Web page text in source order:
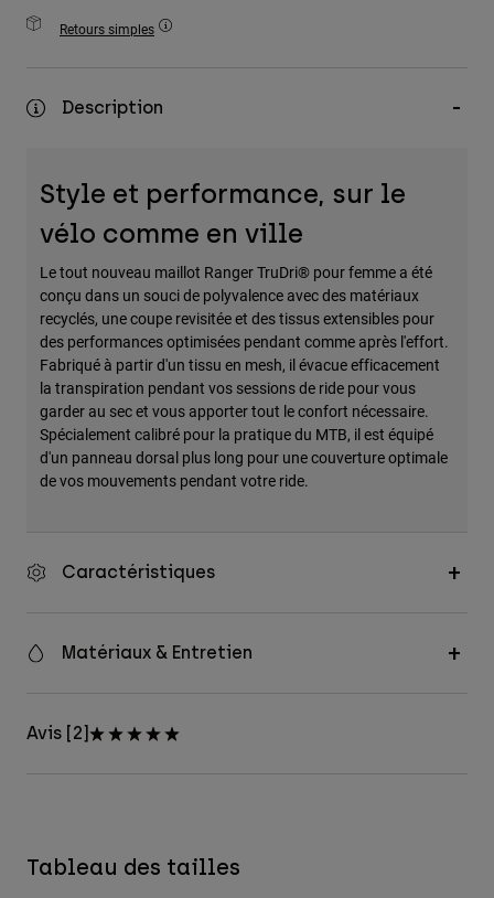
Accessoires
Sacs et sacs à dos
Retours simples
Description
Style et performance, sur le
vélo comme en ville
Le tout nouveau maillot Ranger TruDri® pour femme a été
conçu dans un souci de polyvalence avec des matériaux
recyclés, une coupe revisitée et des tissus extensibles pour
des performances optimisées pendant comme après l'effort.
Fabriqué à partir d'un tissu en mesh, il évacue efficacement
la transpiration pendant vos sessions de ride pour vous
garder au sec et vous apporter tout le confort nécessaire.
Spécialement calibré pour la pratique du MTB, il est équipé
d'un panneau dorsal plus long pour une couverture optimale
de vos mouvements pendant votre ride.
Caractéristiques
Matériaux & Entretien
Avis [2]
Tableau des tailles